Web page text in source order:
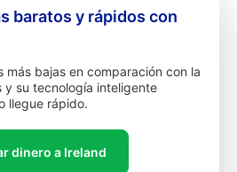
baratos y rápidos con
más bajas en comparación con la
y su tecnología inteligente
llegue rápido.
dinero a Ireland